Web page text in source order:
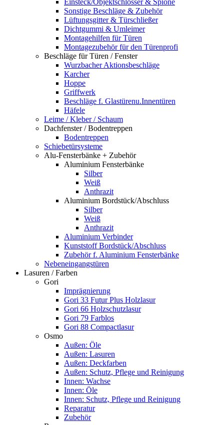
Einsteck/Objektschlösser & Spione
Sonstige Beschläge & Zubehör
Lüftungsgitter & Türschließer
Dichtgummi & Umleimer
Montagehilfen für Türen
Montagezubehör für den Türenprofi
Beschläge für Türen / Fenster
Wurzbacher Aktionsbeschläge
Karcher
Hoppe
Griffwerk
Beschläge f. Glastürenu.Innentüren
Häfele
Leime / Kleber / Schaum
Dachfenster / Bodentreppen
Bodentreppen
Schiebetürsysteme
Alu-Fensterbänke + Zubehör
Aluminium Fensterbänke
Silber
Weiß
Anthrazit
Aluminium Bordstück/Abschluss
Silber
Weiß
Anthrazit
Aluminium Verbinder
Kunststoff Bordstück/Abschluss
Zubehör f. Aluminium Fensterbänke
Nebeneingangstüren
Lasuren / Farben
Gori
Imprägnierung
Gori 33 Futur Plus Holzlasur
Gori 66 Holzschutzlasur
Gori 79 Farblos
Gori 88 Compactlasur
Osmo
Außen: Öle
Außen: Lasuren
Außen: Deckfarben
Außen: Schutz, Pflege und Reinigung
Innen: Wachse
Innen: Öle
Innen: Schutz, Pflege und Reinigung
Reparatur
Zubehör